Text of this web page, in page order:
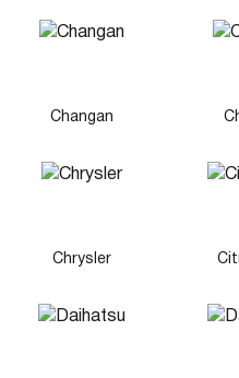
Changan
Chrysler